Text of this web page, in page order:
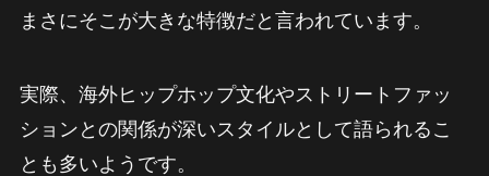
まさにそこが大きな特徴だと言われています。
実際、海外ヒップホップ文化やストリートファッ
ションとの関係が深いスタイルとして語られるこ
とも多いようです。